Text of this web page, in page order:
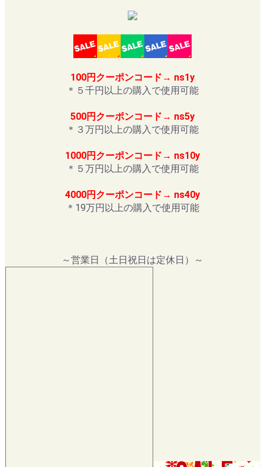
100円クーポンコード→ ns1y
＊５千円以上の購入で使用可能
500円クーポンコード→ ns5y
＊３万円以上の購入で使用可能
1000円クーポンコード→ ns10y
＊５万円以上の購入で使用可能
4000円クーポンコード→ ns40y
＊19万円以上の購入で使用可能
～営業日（土日祝日は定休日）～